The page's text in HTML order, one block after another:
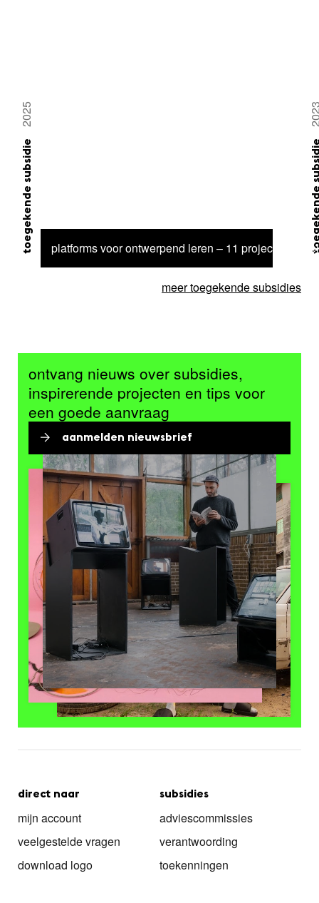
platforms voor ontwerpend leren – 11 projecten
toegekende subsidie
2025
meer toegekende subsidies
ontvang nieuws over subsidies,
inspirerende projecten en tips voor
een goede aanvraag
aanmelden nieuwsbrief
direct naar
mijn account
veelgestelde vragen
download logo
subsidies
adviescommissies
verantwoording
toekenningen